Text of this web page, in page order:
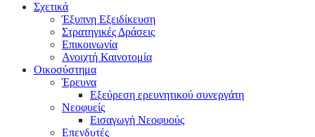
Σχετικά
Έξυπνη Εξειδίκευση
Στρατηγικές Δράσεις
Επικοινωνία
Ανοιχτή Καινοτομία
Οικοσύστημα
Έρευνα
Εξεύρεση ερευνητικού συνεργάτη
Νεοφυείς
Εισαγωγή Νεοφυούς
Επενδυτές